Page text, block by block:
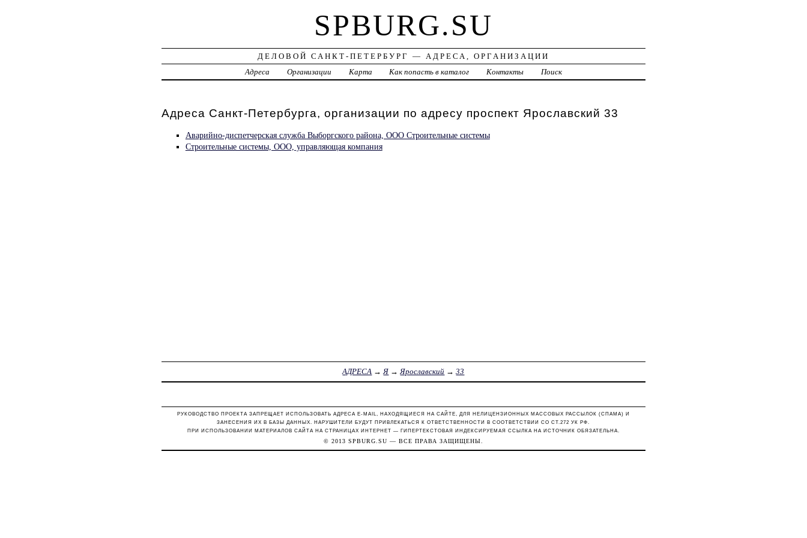
SPBURG.SU
ДЕЛОВОЙ САНКТ-ПЕТЕРБУРГ — АДРЕСА, ОРГАНИЗАЦИИ
Адреса
Организации Карта Как попасть в каталог Контакты Поиск
Адреса Санкт-Петербурга, организации по адресу проспект Ярославский 33
Аварийно-диспетчерская служба Выборгского района, ООО Строительные системы
Строительные системы, ООО, управляющая компания
АДРЕСА →Я →Ярославский →33
РУКОВОДСТВО ПРОЕКТА ЗАПРЕЩАЕТ ИСПОЛЬЗОВАТЬ АДРЕСА E-MAIL, НАХОДЯЩИЕСЯ НА САЙТЕ, ДЛЯ НЕЛИЦЕНЗИОННЫХ МАССОВЫХ РАССЫЛОК (СПАМА) И
ЗАНЕСЕНИЯ ИХ В БАЗЫ ДАННЫХ. НАРУШИТЕЛИ БУДУТ ПРИВЛЕКАТЬСЯ К ОТВЕТСТВЕННОСТИ В СООТВЕТСТВИИ СО СТ.272 УК РФ.
ПРИ ИСПОЛЬЗОВАНИИ МАТЕРИАЛОВ САЙТА НА СТРАНИЦАХ ИНТЕРНЕТ — ГИПЕРТЕКСТОВАЯ ИНДЕКСИРУЕМАЯ ССЫЛКА НА ИСТОЧНИК ОБЯЗАТЕЛЬНА.
© 2013 SPBURG.SU — ВСЕ ПРАВА ЗАЩИЩЕНЫ.